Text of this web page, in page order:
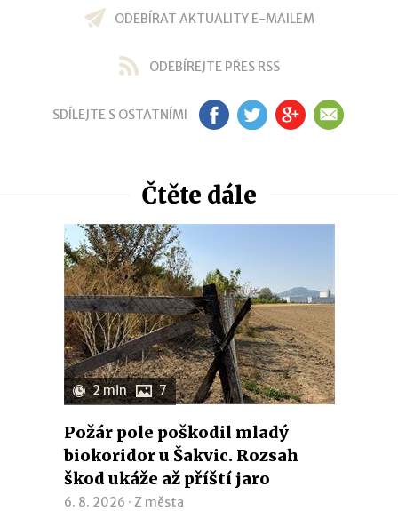
ODEBÍRAT AKTUALITY E-MAILEM
ODEBÍREJTE PŘES RSS
SDÍLEJTE S OSTATNÍMI FB TW GP EM
Čtěte dále
2 min 7
Požár pole poškodil mladý
biokoridor u Šakvic. Rozsah
škod ukáže až příští jaro
6. 8. 2026 · Z města